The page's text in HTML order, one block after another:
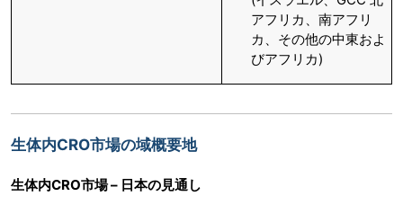
アフリカ、南アフリ
カ、その他の中東およ
びアフリカ)
生体内CRO市場の域概要地
生体内CRO市場 – 日本の見通し